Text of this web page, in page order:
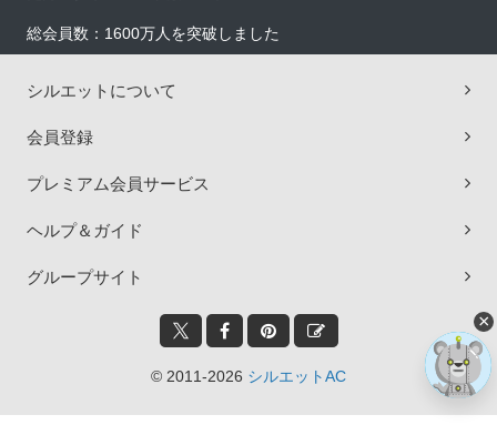
総会員数：1600万人を突破しました
シルエットについて
会員登録
プレミアム会員サービス
ヘルプ＆ガイド
グループサイト
© 2011-2026 シルエットAC
×